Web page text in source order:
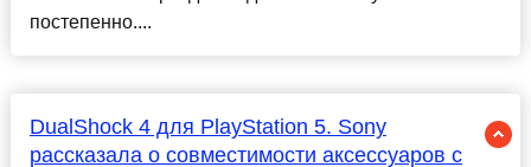
постепенно....
DualShock 4 для PlayStation 5. Sony
рассказала о совместимости аксессуаров с